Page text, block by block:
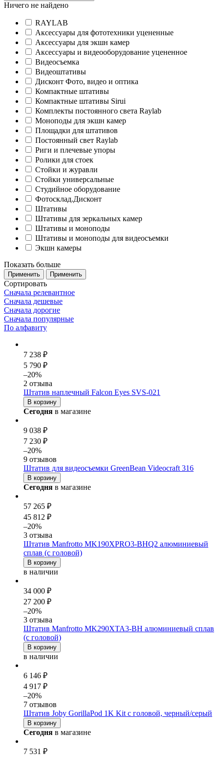
Ничего не найдено
RAYLAB
Аксессуары для фототехники уцененные
Аксессуары для экшн камер
Аксессуары и видеооборудование уцененное
Видеосъемка
Видеоштативы
Дисконт Фото, видео и оптика
Компактные штативы
Компактные штативы Sirui
Комплекты постоянного света Raylab
Моноподы для экшн камер
Площадки для штативов
Постоянный свет Raylab
Риги и плечевые упоры
Ролики для стоек
Стойки и журавли
Стойки универсальные
Студийное оборудование
Фотосклад.Дисконт
Штативы
Штативы для зеркальных камер
Штативы и моноподы
Штативы и моноподы для видеосъемки
Экшн камеры
Показать больше
Сортировать
Сначала релевантное
Сначала дешевые
Сначала дорогие
Сначала популярные
По алфавиту
7 238 ₽
5 790 ₽
–20%
2 отзыва
Штатив наплечный Falcon Eyes SVS-021
В корзину
Сегодня в магазине
9 038 ₽
7 230 ₽
–20%
9 отзывов
Штатив для видеосъемки GreenBean Videocraft 316
В корзину
Сегодня в магазине
57 265 ₽
45 812 ₽
–20%
3 отзыва
Штатив Manfrotto MK190XPRO3-BHQ2 алюминиевый
сплав (с головой)
В корзину
в наличии
34 000 ₽
27 200 ₽
–20%
3 отзыва
Штатив Manfrotto MK290XTA3-BH алюминиевый сплав
(с головой)
В корзину
в наличии
6 146 ₽
4 917 ₽
–20%
7 отзывов
Штатив Joby GorillaPod 1K Kit с головой, черный/серый
В корзину
Сегодня в магазине
7 531 ₽